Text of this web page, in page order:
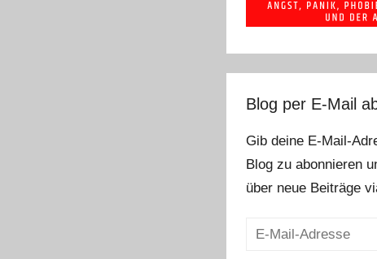
Blog per E-Mail
Gib deine E-Mail-
Blog zu abonnieren
über neue Beiträge
E-